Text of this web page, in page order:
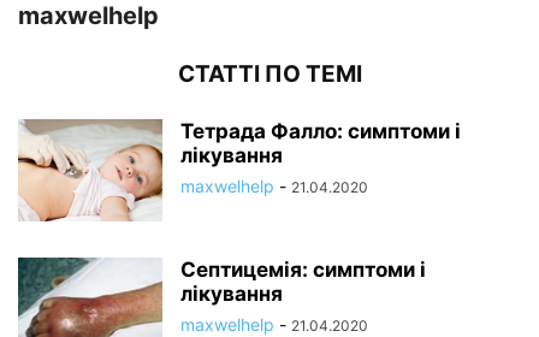
maxwelhelp
СТАТТІ ПО ТЕМІ
Тетрада Фалло: симптоми і
лікування
maxwelhelp - 21.04.2020
Септицемія: симптоми і
лікування
maxwelhelp - 21.04.2020